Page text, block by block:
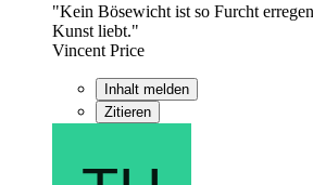
"Kein Bösewicht ist so Furcht
Kunst liebt."
Vincent Price
Inhalt melden
Zitieren